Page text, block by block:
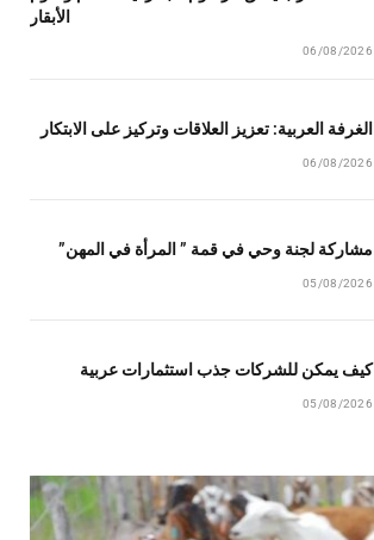
الأبقار
06/08/2026
الغرفة العربية: تعزيز العلاقات وتركيز على الابتكار
06/08/2026
مشاركة لجنة وحي في قمة ” المرأة في المهن”
05/08/2026
كيف يمكن للشركات جذب استثمارات عربية
05/08/2026